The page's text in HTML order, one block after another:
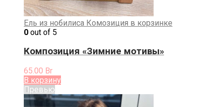
Ель из нобилиса Комозиция в корзинке
0 out of 5
Композиция «Зимние мотивы»
65.00 Br
В корзину
Превью